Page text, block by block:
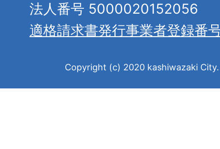
法人番号 5000020152056
適格請求書発行事業者登録番
Copyright (c) 2020 kashiwazaki